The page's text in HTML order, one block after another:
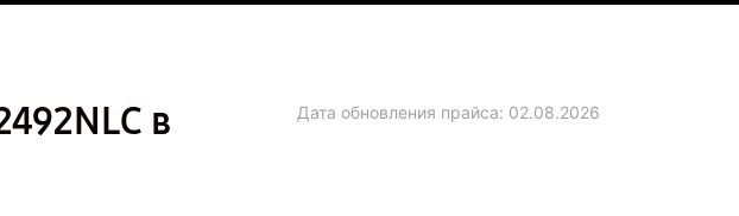
в
Дата обновления прайса: 02.08.2026